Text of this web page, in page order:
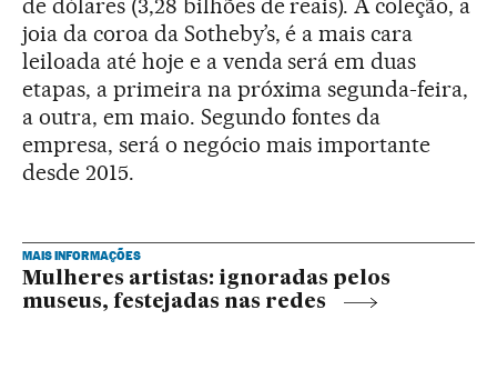
de dólares (3,28 bilhões de reais). A coleção, a
joia da coroa da Sotheby’s, é a mais cara
leiloada até hoje e a venda será em duas
etapas, a primeira na próxima segunda-feira,
a outra, em maio. Segundo fontes da
empresa, será o negócio mais importante
desde 2015.
MAIS INFORMAÇÕES
Mulheres artistas: ignoradas pelos
museus, festejadas nas redes